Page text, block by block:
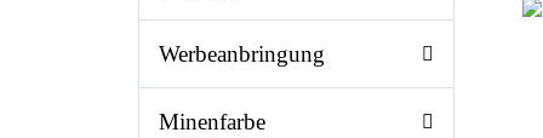
Werbeanbringung
Minenfarbe